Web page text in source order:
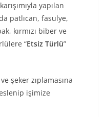
yapılan
patlıcan, fasulye,
kırmızı biber ve
“Etsiz Türlü”
şeker zıplamasına
işimize